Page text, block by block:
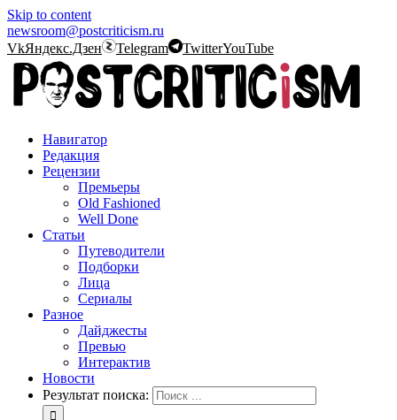
Skip to content
newsroom@postcriticism.ru
VkЯндекс.Дзен Telegram TwitterYouTube
Навигатор
Редакция
Рецензии
Премьеры
Old Fashioned
Well Done
Статьи
Путеводители
Подборки
Лица
Сериалы
Разное
Дайджесты
Превью
Интерактив
Новости
Результат поиска: